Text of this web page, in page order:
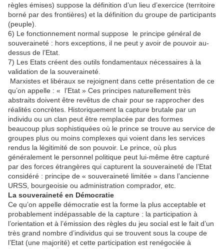
règles émises) suppose la définition d’un lieu d’exercice (territoire
borné par des frontières) et la définition du groupe de participants
(peuple).
6) Le fonctionnement normal suppose le principe général de
souveraineté : hors exceptions, il ne peut y avoir de pouvoir au-
dessus de l’Etat.
7) Les Etats créent des outils fondamentaux nécessaires à la
validation de la souveraineté.
Marxistes et libéraux se rejoignent dans cette présentation de ce
qu’on appelle : « l’Etat » Ces principes naturellement très
abstraits doivent être revêtus de chair pour se rapprocher des
réalités concrètes. Historiquement la capture brutale par un
individu ou un clan peut être remplacée par des formes
beaucoup plus sophistiquées où le prince se trouve au service de
groupes plus ou moins complexes qui voient dans les services
rendus la légitimité de son pouvoir. Le prince, où plus
généralement le personnel politique peut lui-même être capturé
par des forces étrangères qui capturent la souveraineté de l’Etat
considéré : principe de « souveraineté limitée » dans l’ancienne
URSS, bourgeoisie ou administration comprador, etc.
La souveraineté en Démocratie
Ce qu’on appelle démocratie est la forme la plus acceptable et
probablement indépassable de la capture : la participation à
l’orientation et à l’émission des règles du jeu social est le fait d’un
très grand nombre d’individus qui se trouvent sous la coupe de
l’Etat (une majorité) et cette participation est renégociée à